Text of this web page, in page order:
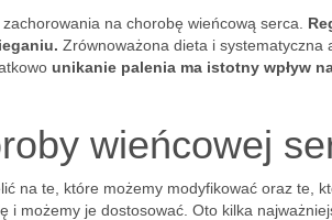
na chorobę wieńcową serca.
Zrównoważona dieta i systematyczna
unikanie palenia ma istotny wpływ
wieńcowej
na te, które możemy modyfikować oraz te,
i możemy je dostosować. Oto kilka